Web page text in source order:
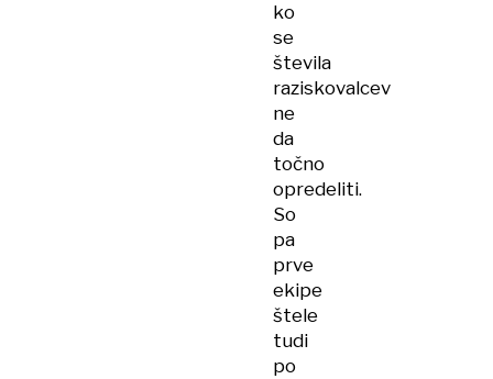
ko
se
števila
raziskovalcev
ne
da
točno
opredeliti.
So
pa
prve
ekipe
štele
tudi
po